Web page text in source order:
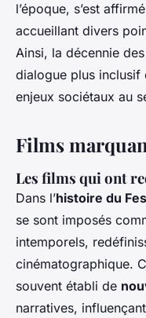
l’époque, s’est
accueillant divers
Ainsi, la décennie
dialogue plus inclusif
enjeux sociétaux au
Films
Les films qui ont
Dans l’histoire du
se sont imposés
intemporels,
cinématographique.
souvent établi de
narratives,